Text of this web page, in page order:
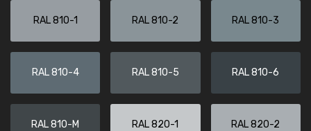
RAL 810-1 RAL 810-2 RAL 810-3
RAL 810-4 RAL 810-5 RAL 810-6
RAL 810-M RAL 820-1 RAL 820-2